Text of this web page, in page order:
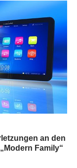
an den
Family“